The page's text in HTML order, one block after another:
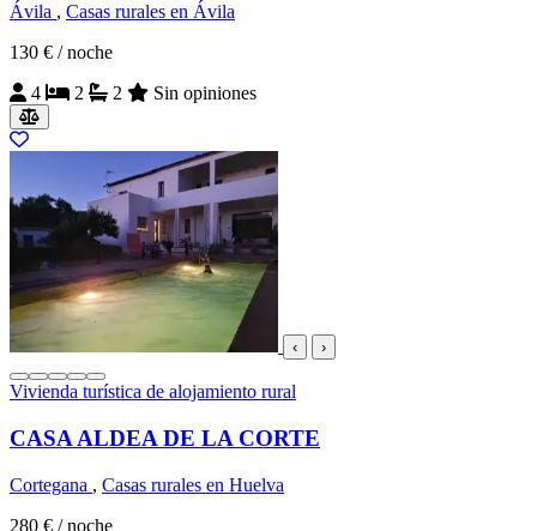
Ávila , Casas rurales en Ávila
130 € / noche
4
2 2 Sin opiniones
‹ ›
Vivienda turística de alojamiento rural
CASA ALDEA DE LA CORTE
Cortegana , Casas rurales en Huelva
280 € / noche